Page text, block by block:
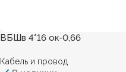
ВБШв 4*16 ок-0,66
Кабель и провод